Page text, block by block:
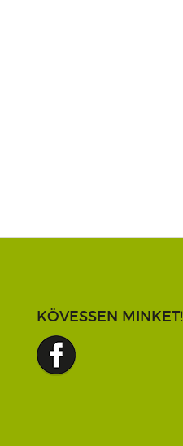
KÖVESSEN MINKET!